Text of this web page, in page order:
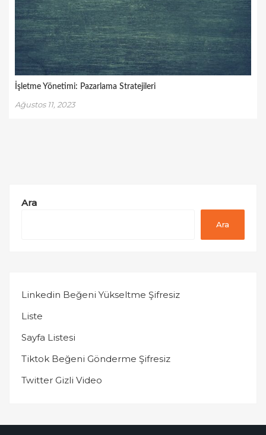
İşletme Yönetimi: Pazarlama Stratejileri
Ağustos 11, 2023
Ara
Ara
Linkedin Beğeni Yükseltme Şifresiz
Liste
Sayfa Listesi
Tiktok Beğeni Gönderme Şifresiz
Twitter Gizli Video